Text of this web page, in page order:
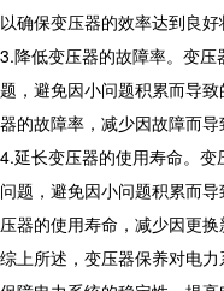
以确保变压器的效率达到良好
3.降低变压器的故障率。变
题，避免因小问题积累而导
器的故障率，减少因故障而导
4.延长变压器的使用寿命。
问题，避免因小问题积累而
压器的使用寿命，减少因更换
综上所述，变压器保养对电